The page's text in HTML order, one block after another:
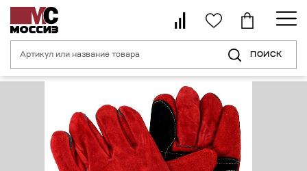
ПОИСК
Главная страница Средства индивидуальной защиты рук